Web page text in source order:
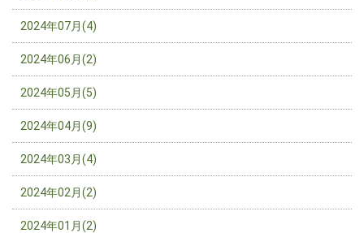
2024年07月(4)
2024年06月(2)
2024年05月(5)
2024年04月(9)
2024年03月(4)
2024年02月(2)
2024年01月(2)